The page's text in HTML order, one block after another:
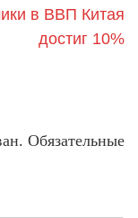
в ВВП Китая
достиг 10%
Обязательные